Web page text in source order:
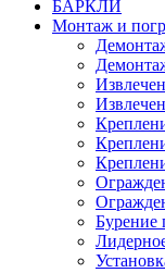
БАРКЛИ
Монтаж и
Бурение